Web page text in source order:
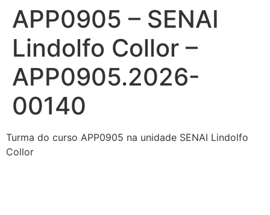
para
conteúdo
APP0905 – SENAI
Lindolfo Collor –
APP0905.2026-
00140
Turma do curso APP0905 na unidade SENAI Lindolfo
Collor